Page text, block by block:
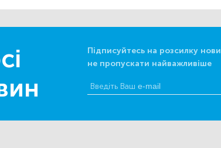
Підписуйтесь на розсилку
не пропускати найважливіше